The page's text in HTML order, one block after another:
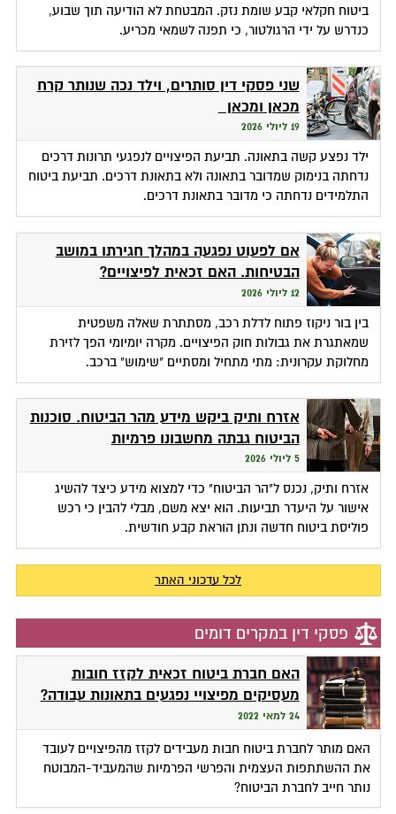
ביטוח חקלאי קבע שומת נזק. המבטחת לא הודיעה תוך שבוע,
כנדרש על ידי הרגולטור, כי תפנה לשמאי מכריע.
שני פסקי דין סותרים, וילד נכה שנותר קרח
מכאן ומכאן
19 ליולי 2026
ילד נפצע קשה בתאונה. תביעת הפיצויים לנפגעי תרונות דרכים
נדחתה בנימוק שמדובר בתאונה ולא בתאונת דרכים. תביעת ביטוח
התלמידים נדחתה כי מדובר בתאונת דרכים.
אם לפעוט נפגעה במהלך חגירתו במושב
הבטיחות. האם זכאית לפיצויים?
12 ליולי 2026
בין בור ניקוז פתוח לדלת רכב, מסתתרת שאלה משפטית
שמאתגרת את גבולות חוק הפיצויים. מקרה יומיומי הפך לזירת
מחלוקת עקרונית: מתי מתחיל ומסתיים "שימוש" ברכב.
אזרח ותיק ביקש מידע מהר הביטוח. סוכנות
הביטוח גבתה מחשבונו פרמיות
5 ליולי 2026
אזרח ותיק, נכנס ל"הר הביטוח" כדי למצוא מידע כיצד להשיג
אישור על היעדר תביעות. הוא יצא משם, מבלי להבין כי רכש
פוליסת ביטוח חדשה ונתן הוראת קבע חודשית.
לכל עדכוני האתר
פסקי דין במקרים דומים
האם חברת ביטוח זכאית לקזז חובות
מעסיקים מפיצויי נפגעים בתאונות עבודה?
24 למאי 2022
האם מותר לחברת ביטוח חבות מעבידים לקזז מהפיצויים לעובד
את ההשתתפות העצמית והפרשי הפרמיות שהמעביד-המבוטח
נותר חייב לחברת הביטוח?